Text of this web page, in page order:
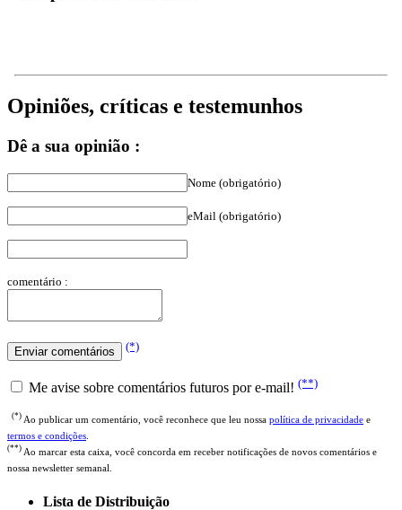
Opiniões, críticas e testemunhos
Dê a sua opinião :
Nome (obrigatório)
eMail (obrigatório)
comentário :
(*)
Me avise sobre comentários futuros por e-mail! (**)
(*) Ao publicar um comentário, você reconhece que leu nossa política de privacidade e
termos e condições
(**) Ao marcar esta caixa, você concorda em receber notificações de novos comentários e
nossa newsletter semanal.
Lista de Distribuição